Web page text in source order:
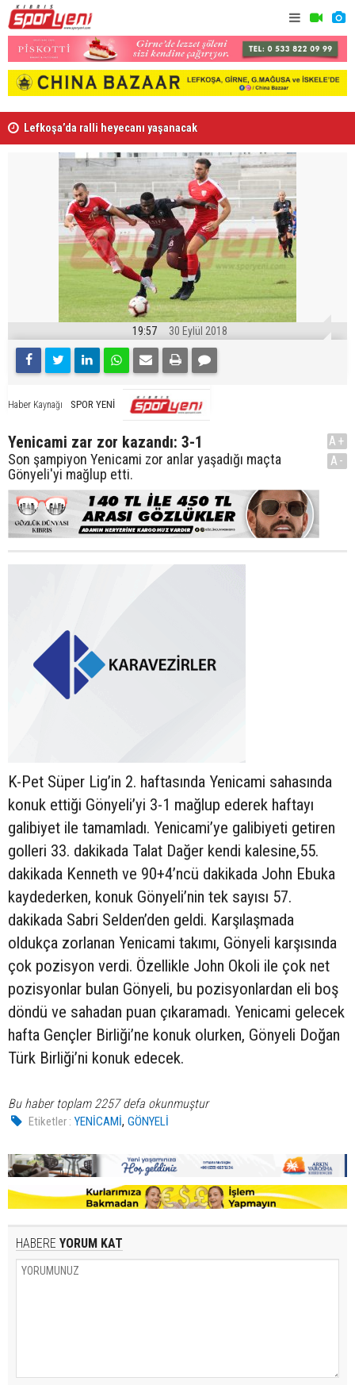
Lefkoşa’da ralli heyecanı yaşanacak
19:57 30 Eylül 2018
Haber Kaynağı SPOR YENİ
Yenicami zar zor kazandı: 3-1
Son şampiyon Yenicami zor anlar yaşadığı maçta
Gönyeli'yi mağlup etti.
A+
A-
K-Pet Süper Lig’in 2. haftasında Yenicami sahasında
konuk ettiği Gönyeli’yi 3-1 mağlup ederek haftayı
galibiyet ile tamamladı. Yenicami’ye galibiyeti getiren
golleri 33. dakikada Talat Dağer kendi kalesine,55.
dakikada Kenneth ve 90+4’ncü dakikada John Ebuka
kaydederken, konuk Gönyeli’nin tek sayısı 57.
dakikada Sabri Selden’den geldi. Karşılaşmada
oldukça zorlanan Yenicami takımı, Gönyeli karşısında
çok pozisyon verdi. Özellikle John Okoli ile çok net
pozisyonlar bulan Gönyeli, bu pozisyonlardan eli boş
döndü ve sahadan puan çıkaramadı. Yenicami gelecek
hafta Gençler Birliği’ne konuk olurken, Gönyeli Doğan
Türk Birliği’ni konuk edecek.
Bu haber toplam 2257 defa okunmuştur
Etiketler : YENİCAMİ,GÖNYELİ
HABERE YORUM KAT